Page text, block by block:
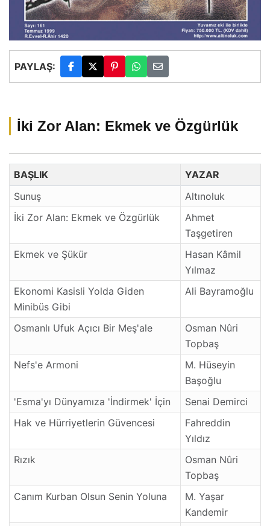
PAYLAŞ:
İki Zor Alan: Ekmek ve Özgürlük
BAŞLIK
YAZAR
Sunuş
Altınoluk
İki Zor Alan: Ekmek ve Özgürlük
Ahmet
Taşgetiren
Ekmek ve Şükür
Hasan Kâmil
Yılmaz
Ekonomi Kasisli Yolda Giden
Minibüs Gibi
Ali Bayramoğlu
Osmanlı Ufuk Açıcı Bir Meş'ale
Osman Nûri
Topbaş
Nefs'e Armoni
M. Hüseyin
Başoğlu
'Esma'yı Dünyamıza 'İndirmek' İçin
Senai Demirci
Hak ve Hürriyetlerin Güvencesi
Fahreddin
Yıldız
Rızık
Osman Nûri
Topbaş
Canım Kurban Olsun Senin Yoluna
M. Yaşar
Kandemir